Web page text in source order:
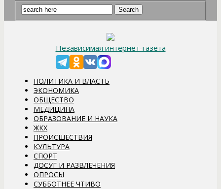
Независимая интернет-газета
ПОЛИТИКА И ВЛАСТЬ
ЭКОНОМИКА
ОБЩЕСТВО
МЕДИЦИНА
ОБРАЗОВАНИЕ И НАУКА
ЖКХ
ПРОИСШЕСТВИЯ
КУЛЬТУРА
СПОРТ
ДОСУГ И РАЗВЛЕЧЕНИЯ
ОПРОСЫ
СУББОТНЕЕ ЧТИВО